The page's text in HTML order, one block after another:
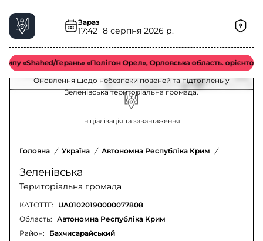
Зараз
17:42 8 серпня 2026 р.
«Shahed/Герань» «Полігон Орел», Орловська область.
Небезпека повеней та підтоплень у
Зеленівська територіальна громада –
актуальна ситуація
Оновлення щодо небезпеки повеней та підтоплень у
Зеленівська територіальна громада.
ініціалізація та завантаження
Головна / Україна / Автономна Республіка Крим /
Зеленівська
Територіальна громада
КАТОТТГ: UA01020190000077808
Область: Автономна Республіка Крим
Район:
Бахчисарайський